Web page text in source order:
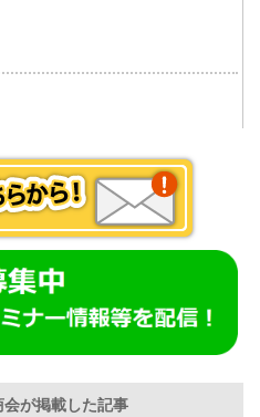
が掲載した記事